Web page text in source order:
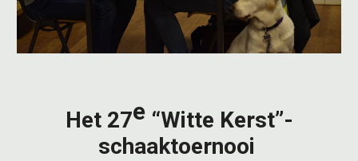
Het 27e“Witte Kerst”-
schaaktoernooi